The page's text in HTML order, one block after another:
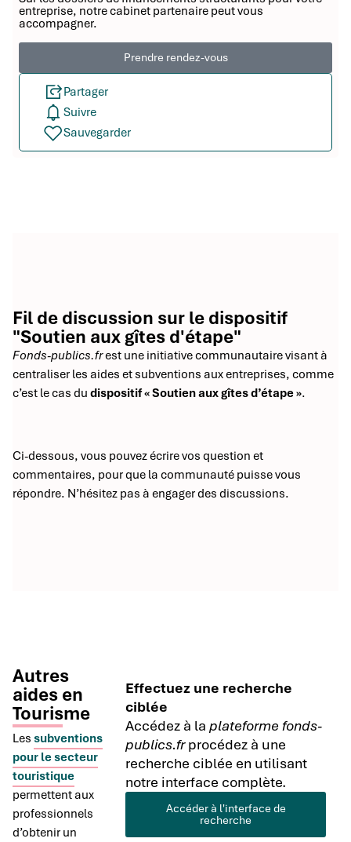
entreprise, notre cabinet partenaire peut vous
accompagner.
Prendre rendez-vous
Partager
Suivre
Sauvegarder
Fil de discussion sur le dispositif
"Soutien aux gîtes d'étape"
Fonds-publics.frest une initiative communautaire visant à
centraliser les aides et subventions aux entreprises, comme
c’est le cas du dispositif « Soutien aux gîtes d’étape ».
Ci-dessous, vous pouvez écrire vos question et
commentaires, pour que la communauté puisse vous
répondre. N’hésitez pas à engager des discussions.
Autres
aides en
Tourisme
Les subventions
pour le secteur
touristique
permettent aux
professionnels
d’obtenir un
Effectuez une recherche
ciblée
Accédez à laplateforme fonds-
publics.frprocédez à une
recherche ciblée en utilisant
notre interface complète.
Accéder à l'interface de
recherche